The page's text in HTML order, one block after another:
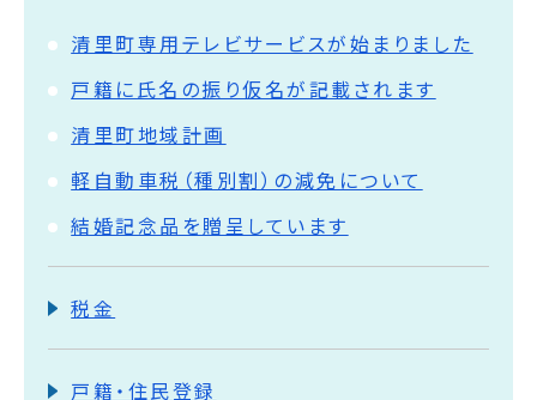
清里町専用テレビサービスが始まりました
戸籍に氏名の振り仮名が記載されます
清里町地域計画
軽自動車税（種別割）の減免について
結婚記念品を贈呈しています
税金
戸籍・住民登録